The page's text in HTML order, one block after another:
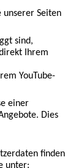
unserer Seiten
sind,
Ihrem
YouTube-
einer
Dies
finden
unter: